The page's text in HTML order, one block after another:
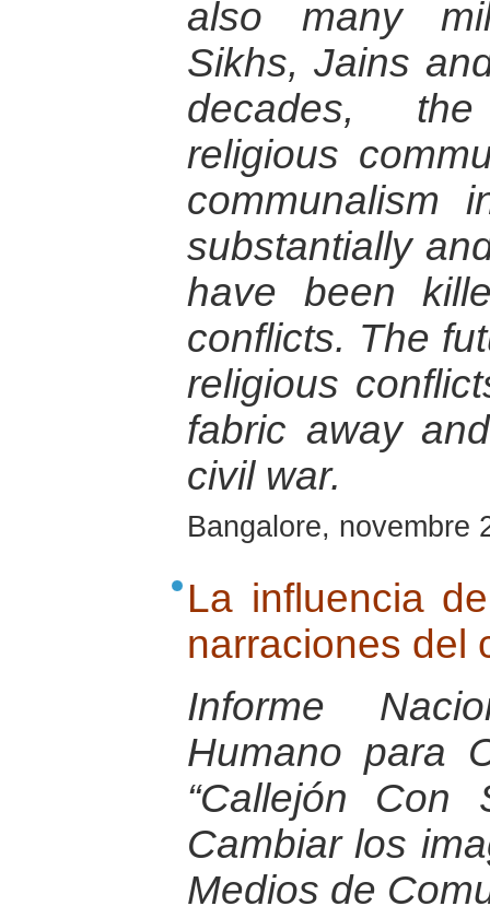
also many
Sikhs, Jains
decades,
religious
communalism
substantially
have been
conflicts. The
religious
fabric away
civil war.
Bangalore, novembre
La influencia
narraciones del
Informe
Humano para
“Callejón Con
Cambiar los
Medios de